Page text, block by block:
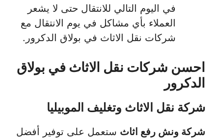
في اليوم التالي للانتقال حتى لا يشعر
العملاء بأي مشاكل في يوم الانتقال مع
شركات نقل الاثاث في بولاق الدكرور.
احسن شركات نقل الاثاث في بولاق
الدكرور
شركة نقل الاثاث وتغليف الموبيليا
شركة ونش رفع اثاث ستعمل على توفير أفضل